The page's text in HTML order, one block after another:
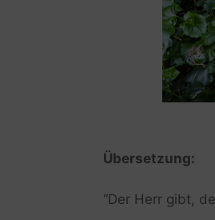
Übersetzung:
“Der Herr gibt,